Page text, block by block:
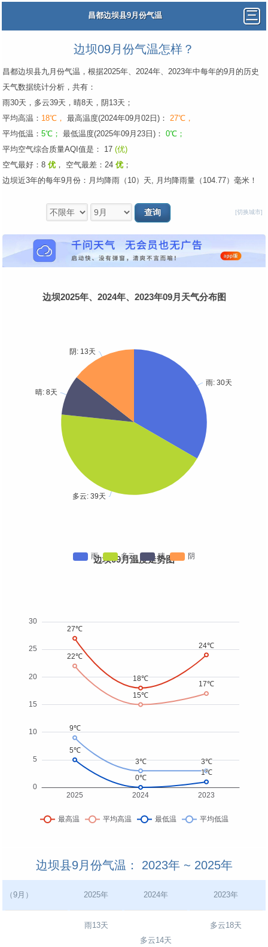
昌都边坝县9月份气温
边坝09月份气温怎样？
昌都边坝县九月份气温，根据2025年、2024年、2023年中每年的9月的历史
天气数据统计分析，共有：
雨30天，多云39天，晴8天，阴13天；
平均高温： 18℃， 最高温度(2024年09月02日)： 27℃，
平均低温： 5℃； 最低温度(2025年09月23日)： 0℃；
平均空气综合质量AQI值是： 17 (优)
空气最好：8 优 ， 空气最差：24 优 ；
边坝近3年的每年9月份：月均降雨（10）天, 月均降雨量（104.77）毫米！
[切换城市]
边坝2025年、2024年、2023年09月天气分布图
边坝09月温度走势图
边坝县9月份气温： 2023年 ~ 2025年
（9月） 2025年 2024年 2023年
雨13天
多云14天
多云18天